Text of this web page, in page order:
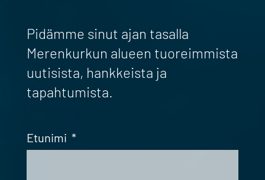
Pidämme sinut ajan tasalla
Merenkurkun alueen tuoreimmista
uutisista, hankkeista ja
tapahtumista.
Etunimi *